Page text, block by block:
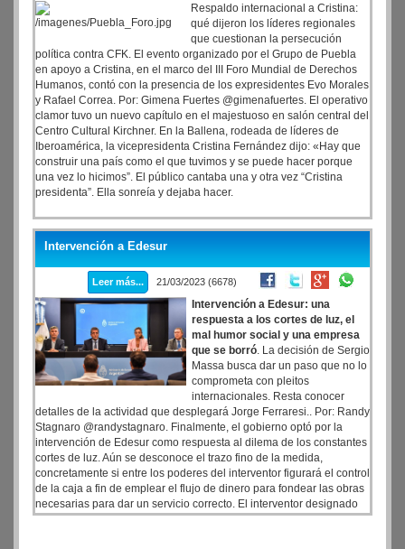
Respaldo internacional a Cristina:
qué dijeron los líderes regionales
que cuestionan la persecución
política contra CFK. El evento organizado por el Grupo de Puebla
en apoyo a Cristina, en el marco del III Foro Mundial de Derechos
Humanos, contó con la presencia de los expresidentes Evo Morales
y Rafael Correa. Por: Gimena Fuertes @gimenafuertes. El operativo
clamor tuvo un nuevo capítulo en el majestuoso en salón central del
Centro Cultural Kirchner. En la Ballena, rodeada de líderes de
Iberoamérica, la vicepresidenta Cristina Fernández dijo: «Hay que
construir una país como el que tuvimos y se puede hacer porque
una vez lo hicimos”. El público cantaba una y otra vez “Cristina
presidenta”. Ella sonreía y dejaba hacer.
Intervención a Edesur
Leer más... 21/03/2023 (6678)
Intervención a Edesur: una
respuesta a los cortes de luz, el
mal humor social y una empresa
que se borró. La decisión de Sergio
Massa busca dar un paso que no lo
comprometa con pleitos
internacionales. Resta conocer
detalles de la actividad que desplegará Jorge Ferraresi.. Por: Randy
Stagnaro @randystagnaro. Finalmente, el gobierno optó por la
intervención de Edesur como respuesta al dilema de los constantes
cortes de luz. Aún se desconoce el trazo fino de la medida,
concretamente si entre los poderes del interventor figurará el control
de la caja a fin de emplear el flujo de dinero para fondear las obras
necesarias para dar un servicio correcto. El interventor designado
es Jorge Ferraresi, intendente de Avellaneda. El gobierno se juega